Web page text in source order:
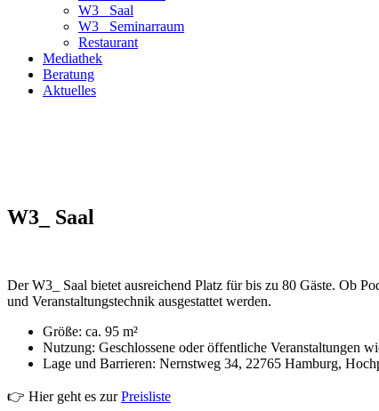
W3_ Saal
W3_ Seminarraum
Restaurant
Mediathek
Beratung
Aktuelles
W3_ Saal
Der W3_ Saal bietet ausreichend Platz für bis zu 80 Gäste. Ob
und Veranstaltungstechnik ausgestattet werden.
Größe: ca. 95 m²
Nutzung: Geschlossene oder öffentliche Veranstaltungen
Lage und Barrieren: Nernstweg 34, 22765 Hamburg,
👉 Hier geht es zurPreisliste